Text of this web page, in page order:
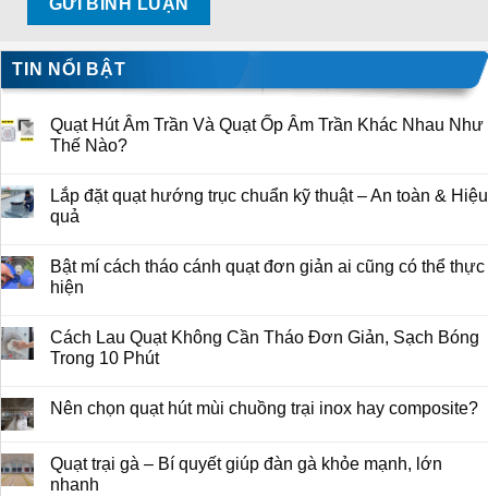
TIN NỔI BẬT
Quạt Hút Âm Trần Và Quạt Ốp Âm Trần Khác Nhau Như
Thế Nào?
Lắp đặt quạt hướng trục chuẩn kỹ thuật – An toàn & Hiệu
quả
Bật mí cách tháo cánh quạt đơn giản ai cũng có thể thực
hiện
Cách Lau Quạt Không Cần Tháo Đơn Giản, Sạch Bóng
Trong 10 Phút
Nên chọn quạt hút mùi chuồng trại inox hay composite?
Quạt trại gà – Bí quyết giúp đàn gà khỏe mạnh, lớn
nhanh